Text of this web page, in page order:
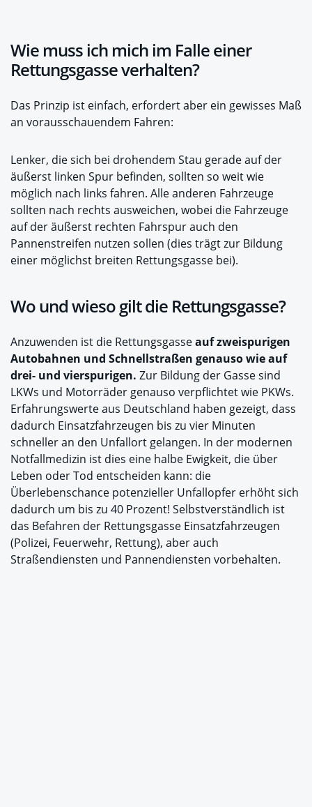
Wie muss ich mich im Falle einer
Rettungsgasse verhalten?
Das Prinzip ist einfach, erfordert aber ein gewisses Maß
an vorausschauendem Fahren:
Lenker, die sich bei drohendem Stau gerade auf der
äußerst linken Spur befinden, sollten so weit wie
möglich nach links fahren. Alle anderen Fahrzeuge
sollten nach rechts ausweichen, wobei die Fahrzeuge
auf der äußerst rechten Fahrspur auch den
Pannenstreifen nutzen sollen (dies trägt zur Bildung
einer möglichst breiten Rettungsgasse bei).
Wo und wieso gilt die Rettungsgasse?
Anzuwenden ist die Rettungsgasseauf zweispurigen
Autobahnen und Schnellstraßen genauso wie auf
drei- und vierspurigen. Zur Bildung der Gasse sind
LKWs und Motorräder genauso verpflichtet wie PKWs.
Erfahrungswerte aus Deutschland haben gezeigt, dass
dadurch Einsatzfahrzeugen bis zu vier Minuten
schneller an den Unfallort gelangen. In der modernen
Notfallmedizin ist dies eine halbe Ewigkeit, die über
Leben oder Tod entscheiden kann: die
Überlebenschance potenzieller Unfallopfer erhöht sich
dadurch um bis zu 40 Prozent! Selbstverständlich ist
das Befahren der Rettungsgasse Einsatzfahrzeugen
(Polizei, Feuerwehr, Rettung), aber auch
Straßendiensten und Pannendiensten vorbehalten.